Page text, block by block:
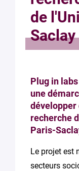
de
Saclay
Plug in
une
recherche
Paris-
Le projet est
secteurs